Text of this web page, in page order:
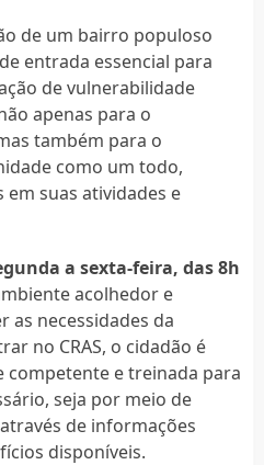
de um bairro populoso
entrada essencial para
de vulnerabilidade
apenas para o
também para o
como um todo,
suas atividades e
a sexta-feira, das 8h
acolhedor e
as necessidades da
no CRAS, o cidadão é
competente e treinada para
seja por meio de
de informações
disponíveis.